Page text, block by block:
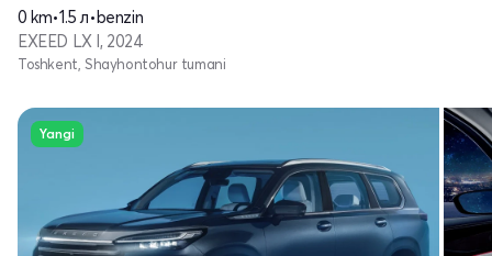
0 km•1.5 л•benzin
EXEED LX I, 2024
Toshkent, Shayhontohur tumani
Yangi